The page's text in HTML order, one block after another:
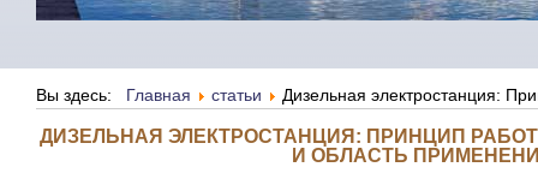
Вы здесь: Главная статьи Дизельная электростанция:
ДИЗЕЛЬНАЯ ЭЛЕКТРОСТАНЦИЯ: ПРИНЦИП
И ОБЛАСТЬ